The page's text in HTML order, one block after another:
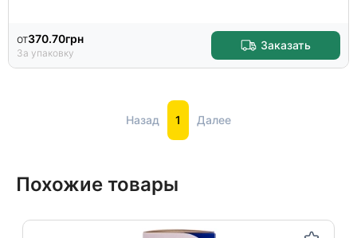
от370.70грн
За упаковку
Заказать
Назад 1 Далее
Похожие товары